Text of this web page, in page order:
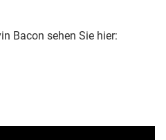
Bacon sehen Sie hier: